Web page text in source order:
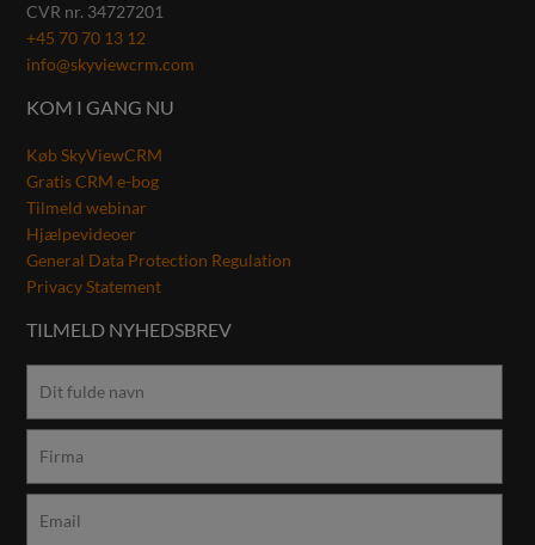
CVR nr. 34727201
+45 70 70 13 12
info@skyviewcrm.com
KOM I GANG NU
Køb SkyViewCRM
Gratis CRM e-bog
Tilmeld webinar
Hjælpevideoer
General Data Protection Regulation
Privacy Statement
TILMELD NYHEDSBREV